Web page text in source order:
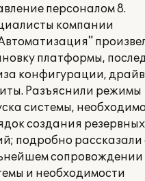
персоналом 8.
компании
платформы,
конфигурации,
Разъяснили режимы
системы,
создания резервных
подробно рассказали
сопровождении
и необходимости